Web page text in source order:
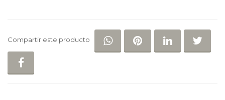
Compartir este producto COMPARTIR EN
COMPARTIR EN